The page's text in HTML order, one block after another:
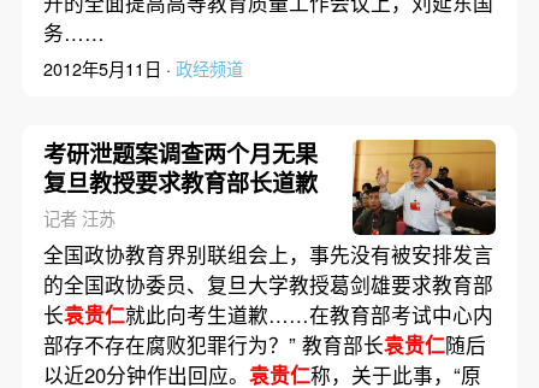
务……
2012年5月11日 · 政经频道
考研泄题案调查两个月无果
复旦教授要求教育部长道歉
记者 汪苏
全国政协教育界别联组会上，事先没有被安排发言
的全国政协委员、复旦大学教授葛剑雄要求教育部
长袁贵仁就此向考生道歉……在教育部考试中心内
部存不存在腐败犯罪行为？” 教育部长袁贵仁随后
以近20分钟作出回应。 袁贵仁称，关于此事，“原